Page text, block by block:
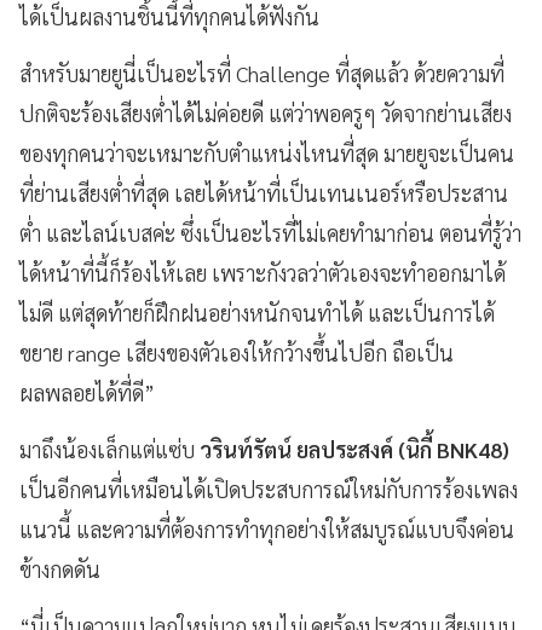
ได้เป็นผลงานชิ้นนี้ที่ทุกคนได้ฟังกัน
สำหรับมายยูนี่เป็นอะไรที่ Challenge ที่สุดแล้ว ด้วยความที่
ปกติจะร้องเสียงต่ำได้ไม่ค่อยดี แต่ว่าพอครูๆ วัดจากย่านเสียง
ของทุกคนว่าจะเหมาะกับตำแหน่งไหนที่สุด มายยูจะเป็นคน
ที่ย่านเสียงต่ำที่สุด เลยได้หน้าที่เป็นเทนเนอร์หรือประสาน
ต่ำ และไลน์เบสค่ะ ซึ่งเป็นอะไรที่ไม่เคยทำมาก่อน ตอนที่รู้ว่า
ได้หน้าที่นี้ก็ร้องไห้เลย เพราะกังวลว่าตัวเองจะทำออกมาได้
ไม่ดี แต่สุดท้ายก็ฝึกฝนอย่างหนักจนทำได้ และเป็นการได้
ขยาย range เสียงของตัวเองให้กว้างขึ้นไปอีก ถือเป็น
ผลพลอยได้ที่ดี”
มาถึงน้องเล็กแต่แซ่บ วรินท์รัตน์ ยลประสงค์ (นิกี้ BNK48)
เป็นอีกคนที่เหมือนได้เปิดประสบการณ์ใหม่กับการร้องเพลง
แนวนี้ และความที่ต้องการทำทุกอย่างให้สมบูรณ์แบบจึงค่อน
ข้างกดดัน